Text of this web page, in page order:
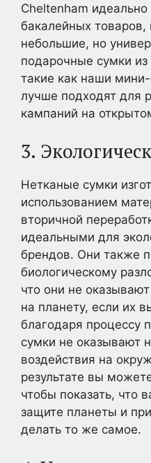
Cheltenham
бакалейных товаров,
небольшие, но
подарочные сумки
такие как наши
лучше подходят для
кампаний на
3.
Нетканые сумки
использованием
вторичной
идеальными для
брендов. Они также
биологическому
что они не
на планету, если их
благодаря процессу
сумки не оказывают
воздействия на
результате вы
чтобы показать, что
защите планеты и
делать то же самое.